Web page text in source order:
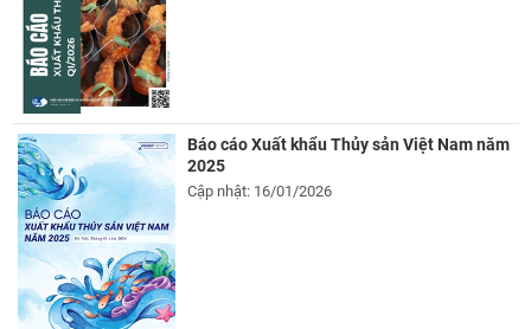
Báo cáo Xuất khẩu Thủy sản Việt Nam năm
2025
Cập nhật: 16/01/2026